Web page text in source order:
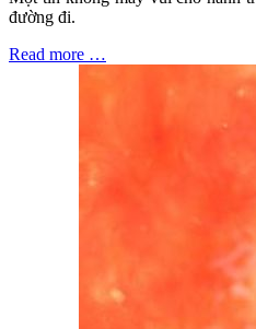
đường đi.
Read more …